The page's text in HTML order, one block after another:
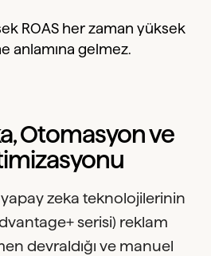
ROAS her zaman yüksek
anlamına gelmez.
Otomasyon ve
yapay zeka teknolojilerinin
serisi) reklam
devraldığı ve manuel